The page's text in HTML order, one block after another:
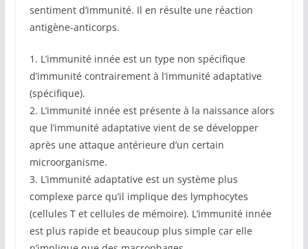
sentiment d’immunité. Il en résulte une réaction
antigène-anticorps.
1. L’immunité innée est un type non spécifique
d’immunité contrairement à l’immunité adaptative
(spécifique).
2. L’immunité innée est présente à la naissance alors
que l’immunité adaptative vient de se développer
après une attaque antérieure d’un certain
microorganisme.
3. L’immunité adaptative est un système plus
complexe parce qu’il implique des lymphocytes
(cellules T et cellules de mémoire). L’immunité innée
est plus rapide et beaucoup plus simple car elle